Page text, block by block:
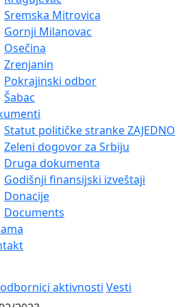
Sremska Mitrovica
Gornji Milanovac
Osečina
Zrenjanin
Pokrajinski odbor
Šabac
Statut političke stranke ZAJEDNO
Zeleni dogovor za Srbiju
Druga dokumenta
Godišnji finansijski izveštaji
Donacije
Documents
aktivnosti Vesti